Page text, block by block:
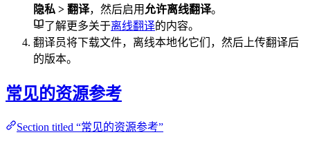
隐私 > 翻译，然后启用 允许离线翻译。
了解更多关于离线翻译的内容。
翻译员将下载文件，离线本地化它们，然后上传翻译后
的版本。
常见的资源参考
Section titled “常见的资源参考”